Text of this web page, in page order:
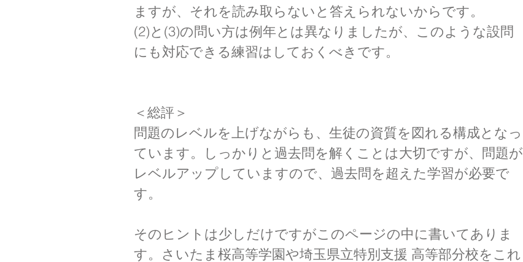
ますが、それを読み取らないと答えられないからです。
(2)と(3)の問い方は例年とは異なりましたが、このような設問
にも対応できる練習はしておくべきです。
＜総評＞
問題のレベルを上げながらも、生徒の資質を図れる構成となっ
ています。しっかりと過去問を解くことは大切ですが、問題が
レベルアップしていますので、過去問を超えた学習が必要で
す。
そのヒントは少しだけですがこのページの中に書いてありま
す。さいたま桜高等学園や埼玉県立特別支援 高等部分校をこれ